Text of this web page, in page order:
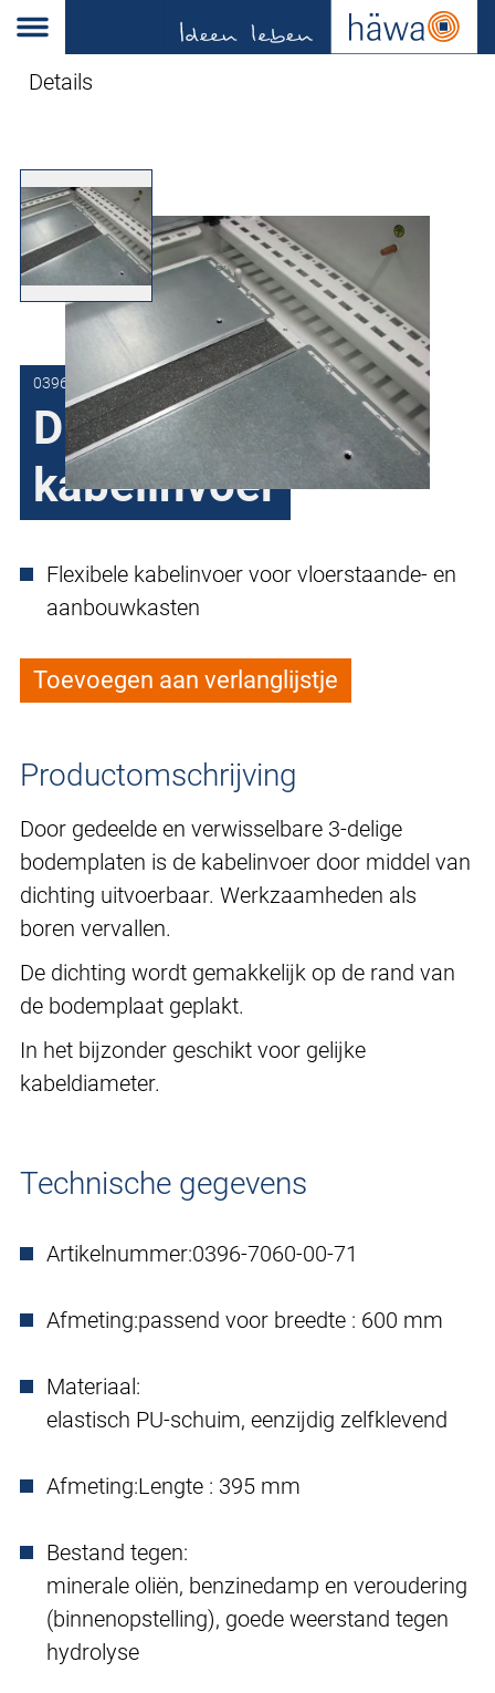
Details
0396-7060-00-71
Dichting voor
kabelinvoer
Flexibele kabelinvoer voor vloerstaande- en
aanbouwkasten
Toevoegen aan verlanglijstje
Productomschrijving
Door gedeelde en verwisselbare 3-delige
bodemplaten is de kabelinvoer door middel van
dichting uitvoerbaar. Werkzaamheden als
boren vervallen.
De dichting wordt gemakkelijk op de rand van
de bodemplaat geplakt.
In het bijzonder geschikt voor gelijke
kabeldiameter.
Technische gegevens
Artikelnummer:0396-7060-00-71
Afmeting:passend voor breedte : 600 mm
Materiaal:
elastisch PU-schuim, eenzijdig zelfklevend
Afmeting:Lengte : 395 mm
Bestand tegen:
minerale oliën, benzinedamp en veroudering
(binnenopstelling), goede weerstand tegen
hydrolyse